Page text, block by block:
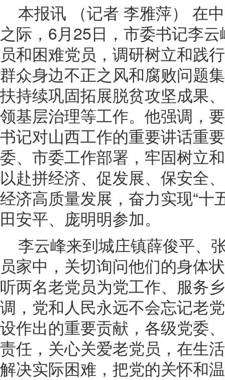
本报讯 （记者 李雅萍） 在
之际，6月25日，市委书记李
员和困难党员，调研树立和践
群众身边不正之风和腐败问题
扶持续巩固拓展脱贫攻坚成果
领基层治理等工作。他强调，
书记对山西工作的重要讲话重
委、市委工作部署，牢固树立
以赴拼经济、促发展、保安全
经济高质量发展，奋力实现“十
田安平、庞明明参加。
李云峰来到城庄镇薛俊平、
员家中，关切询问他们的身体
听两名老党员为党工作、服务
调，党和人民永远不会忘记老
设作出的重要贡献，各级党委
责任，关心关爱老党员，在生
解决实际困难，把党的关怀和